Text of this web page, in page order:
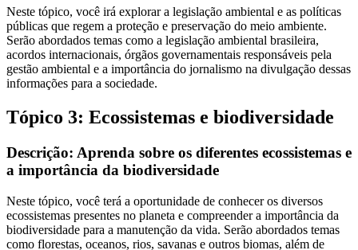
Neste tópico, você irá explorar a legislação ambiental e as políticas
públicas que regem a proteção e preservação do meio ambiente.
Serão abordados temas como a legislação ambiental brasileira,
acordos internacionais, órgãos governamentais responsáveis pela
gestão ambiental e a importância do jornalismo na divulgação dessas
informações para a sociedade.
Tópico 3: Ecossistemas e biodiversidade
Descrição: Aprenda sobre os diferentes ecossistemas e
a importância da biodiversidade
Neste tópico, você terá a oportunidade de conhecer os diversos
ecossistemas presentes no planeta e compreender a importância da
biodiversidade para a manutenção da vida. Serão abordados temas
como florestas, oceanos, rios, savanas e outros biomas, além de